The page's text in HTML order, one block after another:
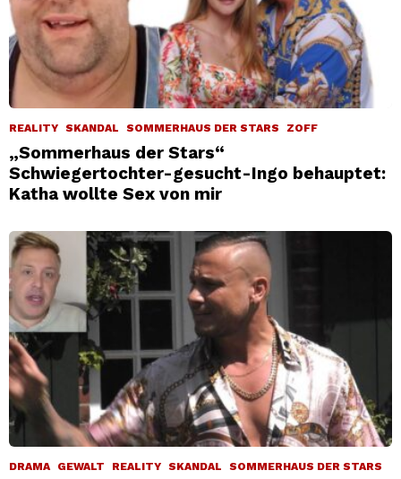
REALITY SKANDAL SOMMERHAUS DER STARS ZOFF
„Sommerhaus der Stars“
Schwiegertochter-gesucht-Ingo behauptet:
Katha wollte Sex von mir
DRAMA GEWALT REALITY SKANDAL SOMMERHAUS DER STARS